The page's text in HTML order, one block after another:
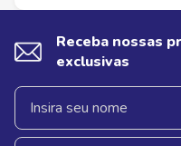
Receba nossas
exclusivas